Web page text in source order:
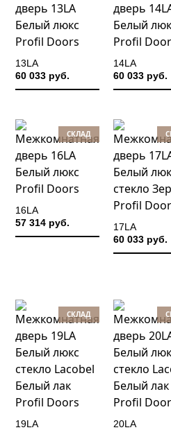
13LA
60 033 руб.
14LA
60 033 руб.
СКЛАД
16LA
57 314 руб.
17LA
60 033 руб.
СКЛАД
19LA
20LA